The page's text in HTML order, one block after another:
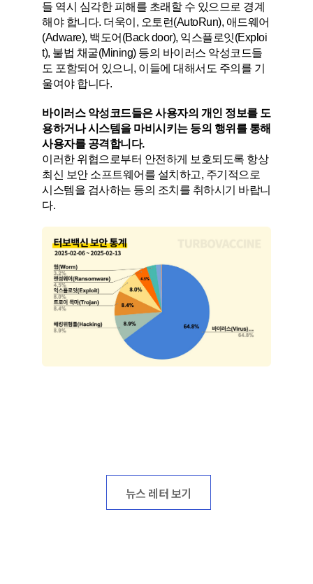
들 역시 심각한 피해를 초래할 수 있으므로 경계
해야 합니다. 더욱이, 오토런(AutoRun), 애드웨어
(Adware), 백도어(Back door), 익스플로잇(Exploi
t), 불법 채굴(Mining) 등의 바이러스 악성코드들
도 포함되어 있으니, 이들에 대해서도 주의를 기
울여야 합니다.
바이러스 악성코드들은 사용자의 개인 정보를 도
용하거나 시스템을 마비시키는 등의 행위를 통해
사용자를 공격합니다.
이러한 위협으로부터 안전하게 보호되도록 항상
최신 보안 소프트웨어를 설치하고, 주기적으로
시스템을 검사하는 등의 조치를 취하시기 바랍니
다.
뉴스 레터 보기